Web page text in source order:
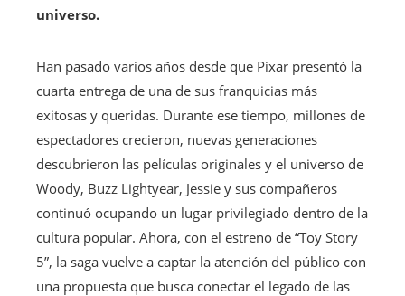
universo.
Han pasado varios años desde que Pixar presentó la
cuarta entrega de una de sus franquicias más
exitosas y queridas. Durante ese tiempo, millones de
espectadores crecieron, nuevas generaciones
descubrieron las películas originales y el universo de
Woody, Buzz Lightyear, Jessie y sus compañeros
continuó ocupando un lugar privilegiado dentro de la
cultura popular. Ahora, con el estreno de “Toy Story
5”, la saga vuelve a captar la atención del público con
una propuesta que busca conectar el legado de las